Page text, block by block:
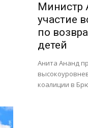
Министр
участие
по
детей
Анита Ананд
коалиции в